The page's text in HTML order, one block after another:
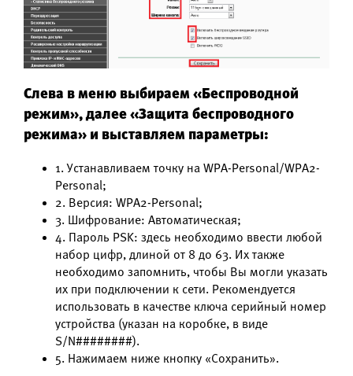
Слева в меню выбираем «Беспроводной
режим», далее «Защита беспроводного
режима» и выставляем параметры:
1. Устанавливаем точку на WPA-Personal/WPA2-
Personal;
2. Версия: WPA2-Personal;
3. Шифрование: Автоматическая;
4. Пароль PSK: здесь необходимо ввести любой
набор цифр, длиной от 8 до 63. Их также
необходимо запомнить, чтобы Вы могли указать
их при подключении к сети. Рекомендуется
использовать в качестве ключа серийный номер
устройства (указан на коробке, в виде
S/N########).
5. Нажимаем ниже кнопку «Сохранить».